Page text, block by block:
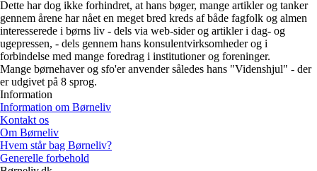
Dette har dog ikke forhindret, at hans bøger, mange artikler og tanker
gennem årene har nået en meget bred kreds af både fagfolk og almen
interesserede i børns liv - dels via web-sider og artikler i dag- og
ugepressen, - dels gennem hans konsulentvirksomheder og i
forbindelse med mange foredrag i institutioner og foreninger.
Mange børnehaver og sfo'er anvender således hans "Videnshjul" - der
er udgivet på 8 sprog.
Information
Information om Børneliv
Kontakt os
Om Børneliv
Hvem står bag Børneliv?
Generelle forbehold